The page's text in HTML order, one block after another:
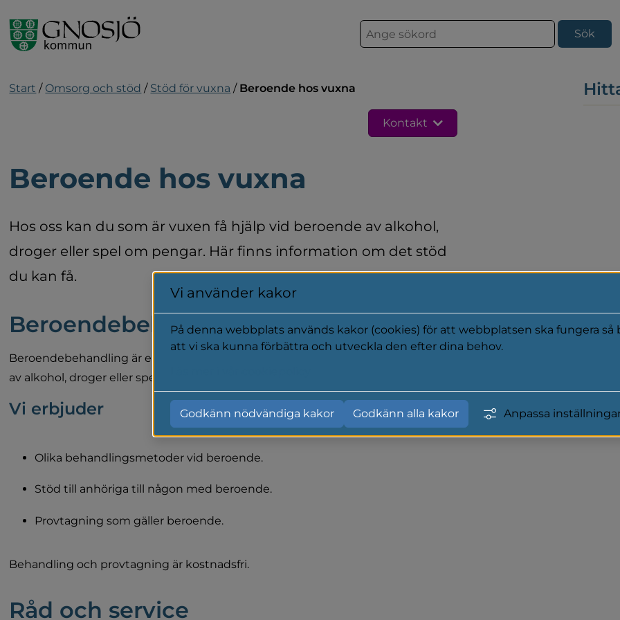
S
ö
Start / Omsorg och stöd / Stöd för vuxna / Beroende hos vuxna
Kontakt
Beroende hos vuxna
Hos oss kan du som är vuxen få hjälp vid beroende av alkohol,
droger eller spel om pengar. Här finns information om det stöd
du kan få.
Beroendebehandling
Beroendebehandling är en del av stödteamet. Vi är till för dig som har beroende
av alkohol, droger eller spel om pengar. Vuxna över 18 år kan få hjälp.
Vi erbjuder
Olika behandlingsmetoder vid beroende.
Stöd till anhöriga till någon med beroende.
Provtagning som gäller beroende.
Behandling och provtagning är kostnadsfri.
Råd och service
Vi använder kakor
På denna webbplats används kakor (cookies) för att webbplatsen ska fungera
att vi ska kunna förbättra och utveckla den efter dina behov.
Godkänn nödvändiga kakor Godkänn alla kakor Anpassa